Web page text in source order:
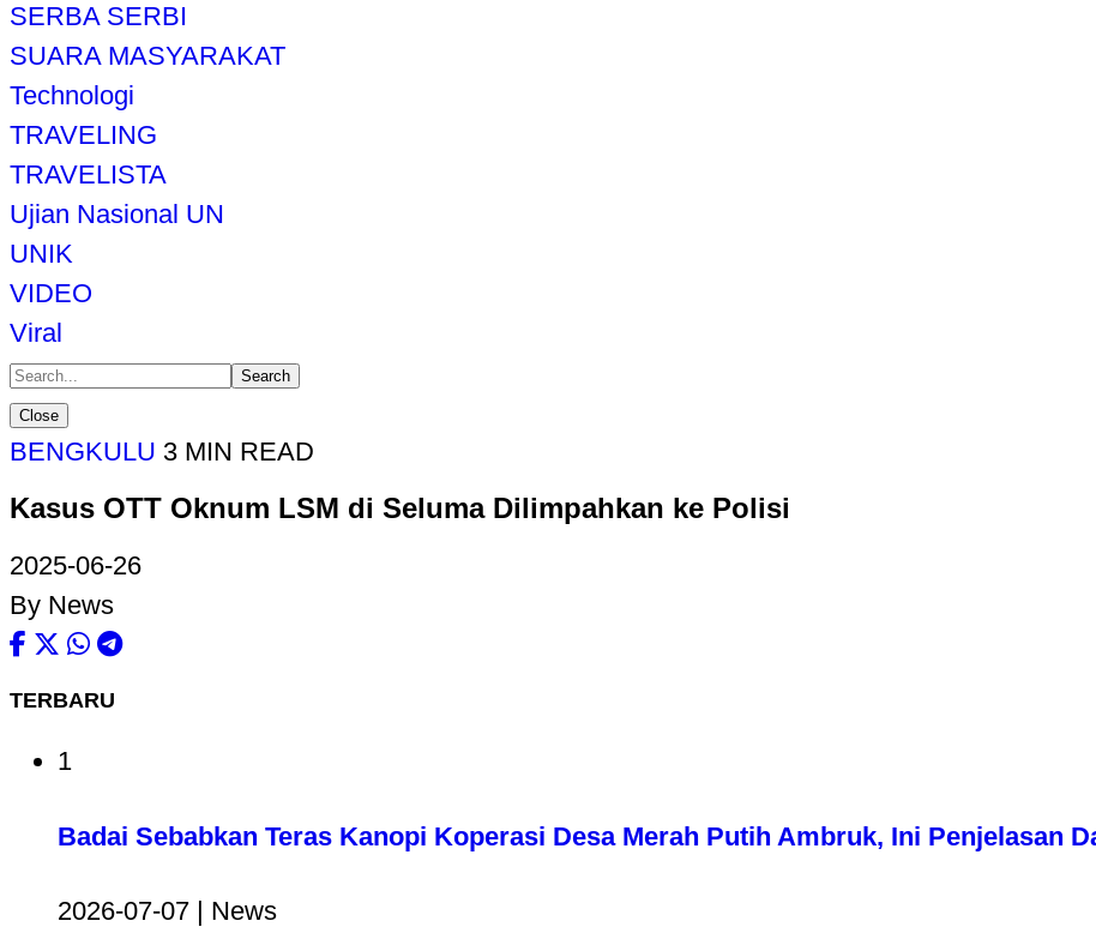
SERBA SERBI
SUARA MASYARAKAT
Technologi
TRAVELING
TRAVELISTA
Ujian Nasional UN
UNIK
VIDEO
Viral
Search
Close
BENGKULU 3 MIN READ
Kasus OTT Oknum LSM di Seluma Dilimpahkan ke Polisi
2025-06-26
By News
TERBARU
1
Badai Sebabkan Teras Kanopi Koperasi Desa Merah Putih Ambruk, Ini Penjelasan
2026-07-07 | News